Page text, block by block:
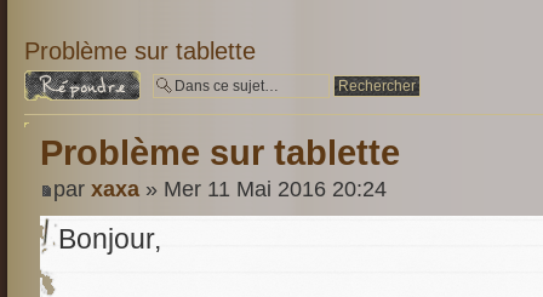
Problème sur tablette
Répondre
Problème sur tablette
par xaxa » Mer 11 Mai 2016 20:24
Bonjour,